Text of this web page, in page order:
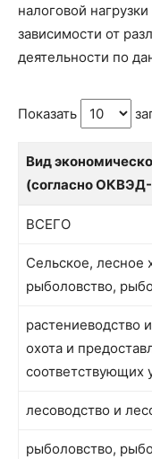
налоговой
зависимости от
деятельности по
Показать
Вид
(согласно
Вид
ВСЕГО
Сельское, лесное
рыболовство,
растениеводство
охота и
соответствующих
лесоводство и
рыболовство,